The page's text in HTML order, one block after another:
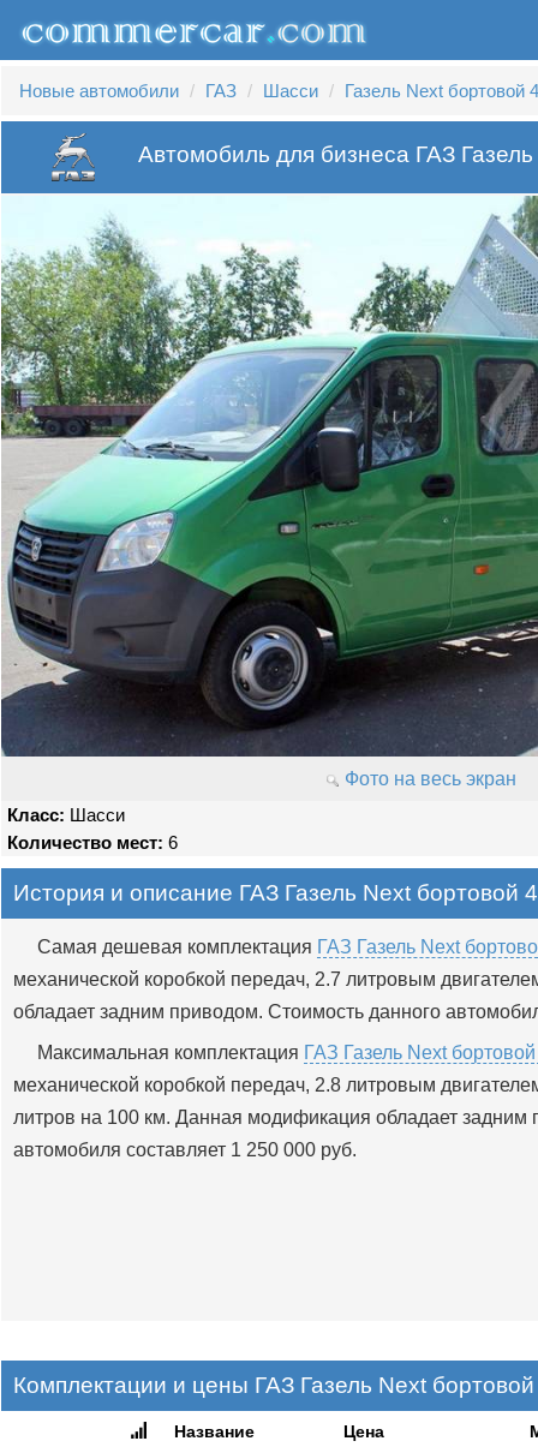
Новые автомобили ГАЗ Шасси Газель Next бортовой
Автомобиль для бизнеса ГАЗ
Фото на весь экран
Класс: Шасси
Количество мест: 6
История и описание ГАЗ Газель Next бортовой
Самая дешевая комплектация ГАЗ Газель Next
механической коробкой передач, 2.7 литровым
обладает задним приводом. Стоимость данного
Максимальная комплектация ГАЗ Газель Next
механической коробкой передач, 2.8 литровым
литров на 100 км. Данная модификация обладает задним
автомобиля составляет 1 250 000 руб.
Комплектации и цены ГАЗ Газель Next
Название Цена